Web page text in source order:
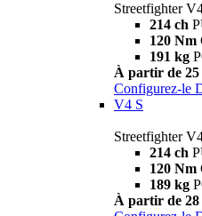
Streetfighter
214 ch
120 Nm
191 kg
À partir de 25
Configurez-le
V4 S
Streetfighter
214 ch
120 Nm
189 kg
À partir de 28